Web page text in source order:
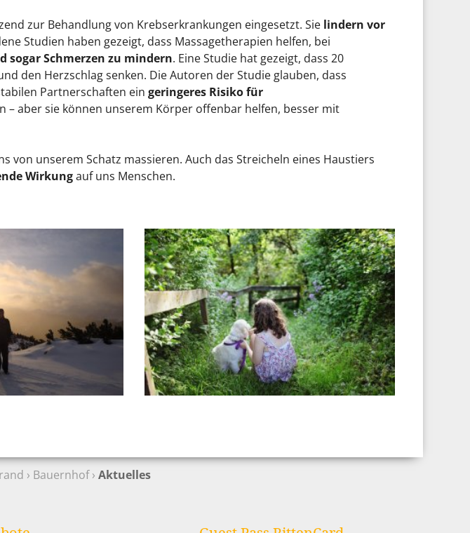
zur Behandlung von Krebserkrankungen eingesetzt. Sie lindern vor
Studien haben gezeigt, dass Massagetherapien helfen, bei
sogar Schmerzen zu mindern. Eine Studie hat gezeigt, dass 20
den Herzschlag senken. Die Autoren der Studie glauben, dass
Partnerschaften eingeringeres Risiko für
– aber sie können unserem Körper offenbar helfen, besser mit
von unserem Schatz massieren. Auch das Streicheln eines Haustiers
Wirkungauf uns Menschen.
› Bauernhof› Aktuelles